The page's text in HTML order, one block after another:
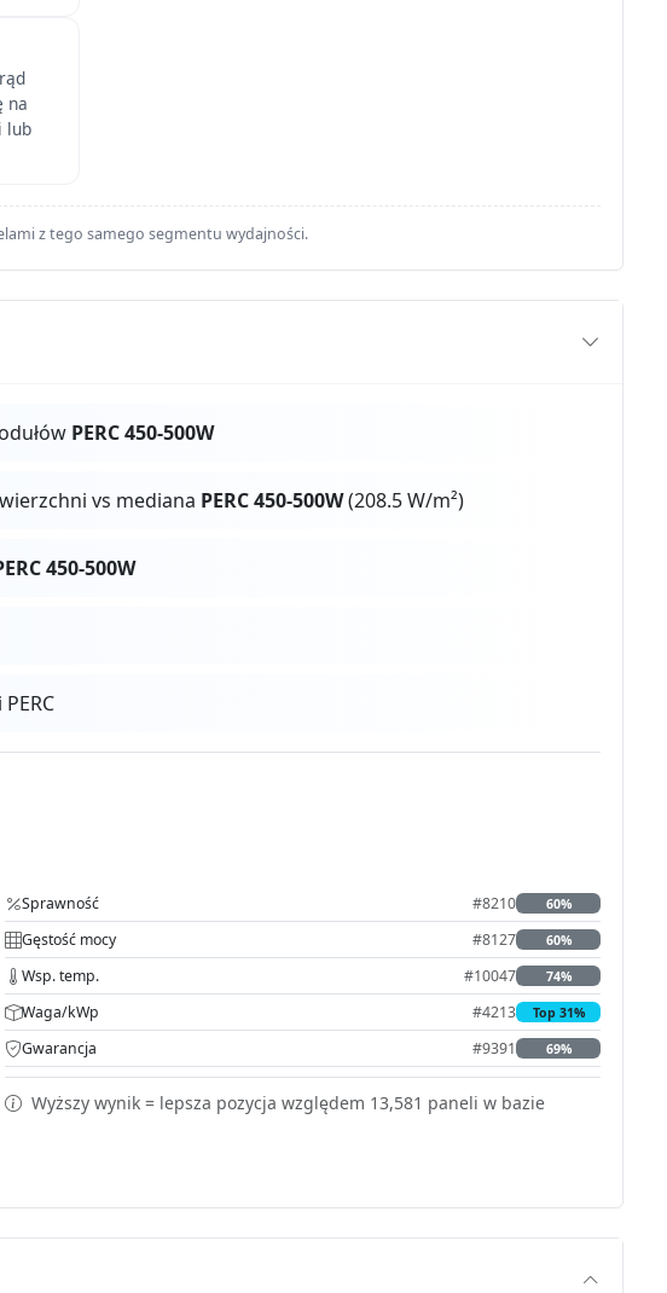
na
lub
z tego samego segmentu wydajności.
PERC 450-500W
vs mediana PERC 450-500W(208.5 W/m²)
450-500W
Sprawność #8210 60%
Gęstość mocy #8127 60%
Wsp. temp. #10047 74%
Waga/kWp #4213 Top 31%
Gwarancja #9391 69%
Wyższy wynik = lepsza pozycja względem 13,581 paneli w bazie